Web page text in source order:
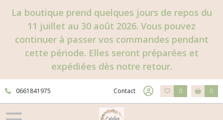
La boutique prend quelques jours de repos du
11 juillet au 30 août 2026. Vous pouvez
continuer à passer vos commandes pendant
cette période. Elles seront préparées et
expédiées dès notre retour.
0661841975 Contact 0 0